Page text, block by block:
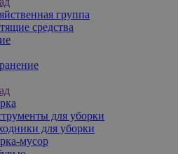
группа
средства
для уборки
для уборки
мусор